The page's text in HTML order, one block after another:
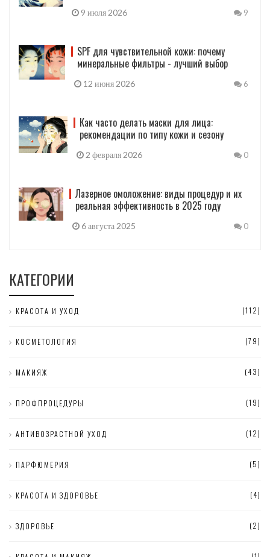
9 июля 2026 9
SPF для чувствительной кожи: почему
минеральные фильтры - лучший выбор
12 июня 2026 6
Как часто делать маски для лица:
рекомендации по типу кожи и сезону
2 февраля 2026 0
Лазерное омоложение: виды процедур и их
реальная эффективность в 2025 году
6 августа 2025 0
КАТЕГОРИИ
КРАСОТА И УХОД (112)
КОСМЕТОЛОГИЯ (79)
МАКИЯЖ (43)
ПРОФПРОЦЕДУРЫ (19)
АНТИВОЗРАСТНОЙ УХОД (12)
ПАРФЮМЕРИЯ (5)
КРАСОТА И ЗДОРОВЬЕ (4)
ЗДОРОВЬЕ (2)